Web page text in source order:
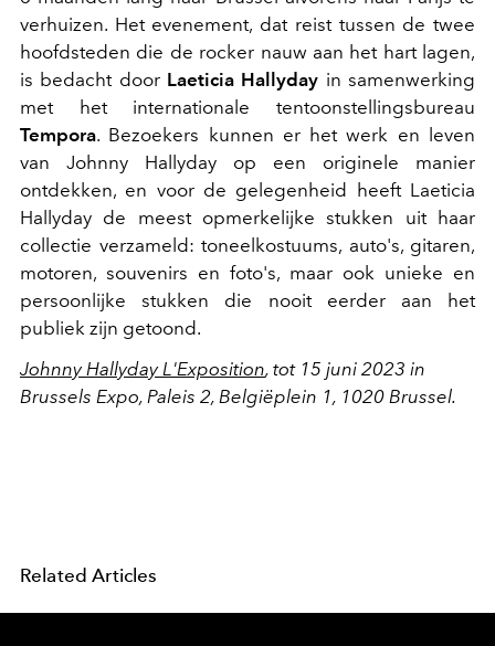
verhuizen. Het evenement, dat reist tussen de twee
hoofdsteden die de rocker nauw aan het hart lagen,
is bedacht door Laeticia Hallyday in samenwerking
met het internationale tentoonstellingsbureau
Tempora. Bezoekers kunnen er het werk en leven
van Johnny Hallyday op een originele manier
ontdekken, en voor de gelegenheid heeft Laeticia
Hallyday de meest opmerkelijke stukken uit haar
collectie verzameld: toneelkostuums, auto's, gitaren,
motoren, souvenirs en foto's, maar ook unieke en
persoonlijke stukken die nooit eerder aan het
publiek zijn getoond.
Johnny Hallyday L'Exposition, tot 15 juni 2023 in
Brussels Expo, Paleis 2, Belgiëplein 1, 1020 Brussel.
Related Articles